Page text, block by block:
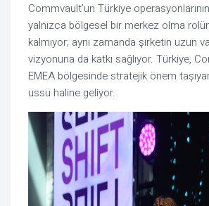
Commvault’un Türkiye
yalnızca bölgesel bir merkez olma
kalmıyor; aynı zamanda şirketin uzun
vizyonuna da katkı sağlıyor. Türkiye,
EMEA bölgesinde stratejik önem
üssü haline geliyor.